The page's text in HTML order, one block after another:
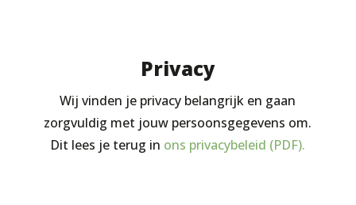
Privacy
Wij vinden je privacy belangrijk en gaan
zorgvuldig met jouw persoonsgegevens om.
Dit lees je terug in ons privacybeleid (PDF).